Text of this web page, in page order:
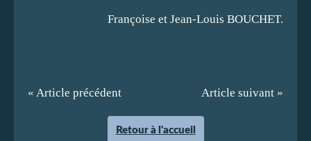
Françoise et Jean-Louis BOUCHET.
« Article précédent Article suivant »
Retour à l'accueil